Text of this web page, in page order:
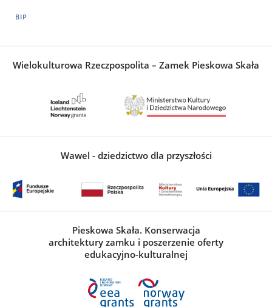
BIP
Wielokulturowa Rzeczpospolita – Zamek Pieskowa Skała
Wawel - dziedzictwo dla przyszłości
Pieskowa Skała. Konserwacja
architektury zamku i poszerzenie oferty
edukacyjno-kulturalnej